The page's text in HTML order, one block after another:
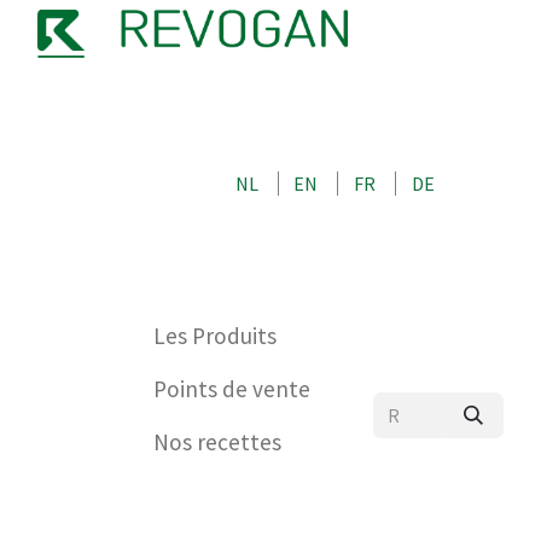
NL EN FR DE
Les Produits
Points de vente
Nos recettes